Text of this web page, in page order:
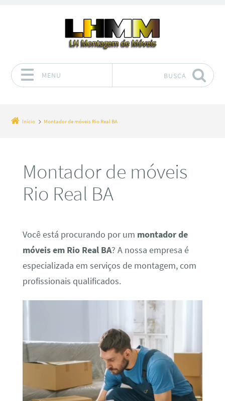
MENU BUSCA
Início Montador de móveis Rio Real BA
Montador de móveis
Rio Real BA
Você está procurando por um montador de
móveis em Rio Real BA? A nossa empresa é
especializada em serviços de montagem, com
profissionais qualificados.